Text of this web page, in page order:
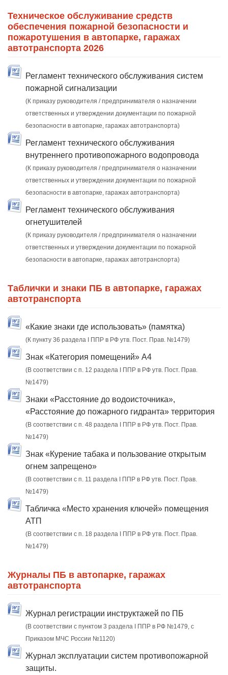
Техническое обслуживание средств
обеспечения пожарной безопасности и
пожаротушения в автопарке, гаражах
автотранспорта 2026
Регламент технического обслуживания систем
пожарной сигнализации
(К приказу руководителя / предпринимателя о назначении
ответственных и утверждении документации по пожарной
безопасности в автопарке, гаражах автотранспорта)
Регламент технического обслуживания
внутреннего противопожарного водопровода
(К приказу руководителя / предпринимателя о назначении
ответственных и утверждении документации по пожарной
безопасности в автопарке, гаражах автотранспорта)
Регламент технического обслуживания
огнетушителей
(К приказу руководителя / предпринимателя о назначении
ответственных и утверждении документации по пожарной
безопасности в автопарке, гаражах автотранспорта)
Таблички и знаки ПБ в автопарке, гаражах
автотранспорта
«Какие знаки где использовать» (памятка)
(К пункту 36 раздела I ППР в РФ утв. Пост. Прав. №1479)
Знак «Категория помещений» А4
(В соответствии с п. 12 раздела I ППР в РФ утв. Пост. Прав.
№1479)
Знаки «Расстояние до водоисточника»,
«Расстояние до пожарного гидранта» территория
(В соответствии с п. 48 раздела I ППР в РФ утв. Пост. Прав.
№1479)
Знак «Курение табака и пользование открытым
огнем запрещено»
(В соответствии с п. 11 раздела I ППР в РФ утв. Пост. Прав.
№1479)
Табличка «Место хранения ключей» помещения
АТП
(В соответствии с п. 18 раздела I ППР в РФ утв. Пост. Прав.
№1479)
Журналы ПБ в автопарке, гаражах
автотранспорта
Журнал регистрации инструктажей по ПБ
(В соответствии с пунктом 3 раздела I ППР в РФ №1479, с
Приказом МЧС России №1120)
Журнал эксплуатации систем противопожарной
защиты.